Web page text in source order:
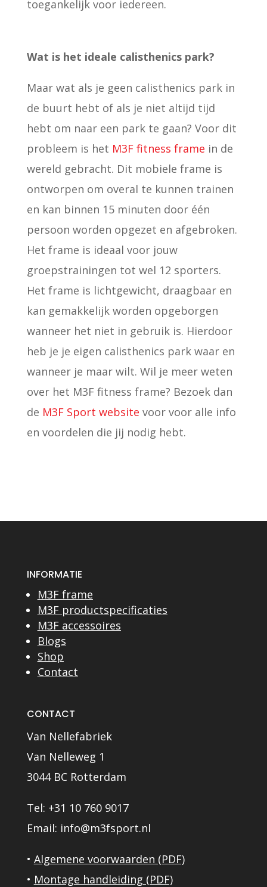
toegankelijk voor iedereen.
Wat is het ideale calisthenics park?
Maar wat als je geen calisthenics park in
de buurt hebt of als je niet altijd tijd
hebt om naar een park te gaan? Voor dit
probleem is het M3F fitness frame in de
wereld gebracht. Dit mobiele frame is
ontworpen om overal te kunnen trainen
en kan binnen 15 minuten door één
persoon worden opgezet en afgebroken.
Het frame is ideaal voor jouw
groepstrainingen tot wel 12 sporters.
Het frame is lichtgewicht, draagbaar en
kan gemakkelijk worden opgeborgen
wanneer het niet in gebruik is. Hierdoor
heb je je eigen calisthenics park waar en
wanneer je maar wilt. Wil je meer weten
over het M3F fitness frame? Bezoek dan
de M3F Sport website voor voor alle info
en voordelen die jij nodig hebt.
INFORMATIE
M3F frame
M3F productspecificaties
M3F accessoires
Blogs
Shop
Contact
CONTACT
Van Nellefabriek
Van Nelleweg 1
3044 BC Rotterdam
Tel: +31 10 760 9017
Email: info@m3fsport.nl
• Algemene voorwaarden (PDF)
• Montage handleiding (PDF)